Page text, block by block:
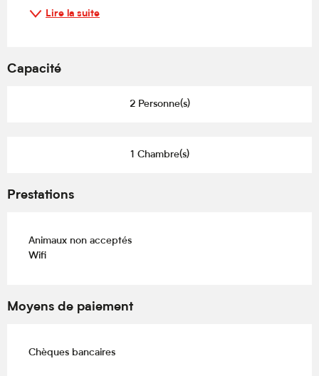
Lire la suite
Capacité
2 Personne(s)
1 Chambre(s)
Prestations
Animaux non acceptés
Wifi
Moyens de paiement
Chèques bancaires